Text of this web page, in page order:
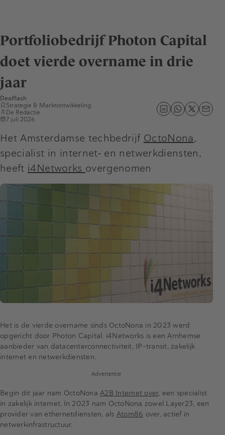
Portfoliobedrijf Photon Capital
doet vierde overname in drie
jaar
Dealflash
Strategie & Marktontwikkeling
De Redactie
7 juli 2026
Het Amsterdamse techbedrijf OctoNona,
specialist in internet‑ en netwerkdiensten,
heeft i4Networks overgenomen
Het is de vierde overname sinds OctoNona in 2023 werd
opgericht door Photon Capital. i4Networks is een Arnhemse
aanbieder van datacenterconnectiviteit, IP-transit, zakelijk
internet en netwerkdiensten.
Advertentie
Begin dit jaar nam OctoNona A2B Internet over, een specialist
in zakelijk internet. In 2023 nam OctoNona zowel Layer23, een
provider van ethernetdiensten, als Atom86 over, actief in
netwerkinfrastructuur.